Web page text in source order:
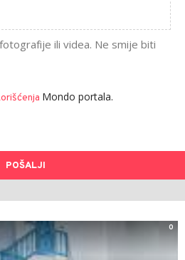
ili videa. Ne smije biti
Mondo portala.
POŠALJI
0